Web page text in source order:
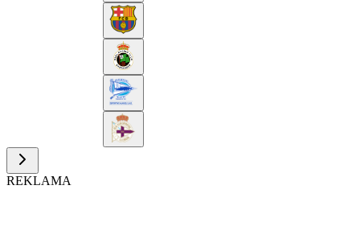
REKLAMA